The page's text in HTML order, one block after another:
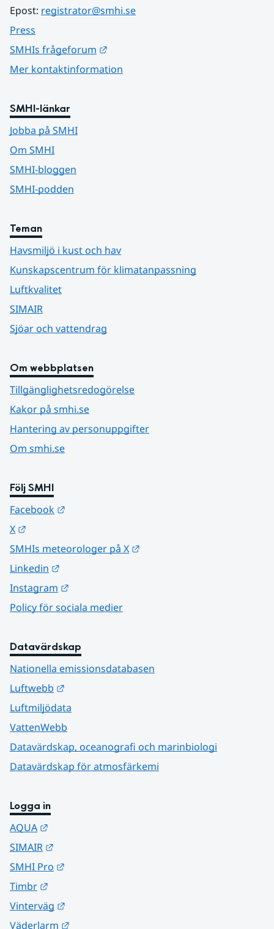
Epost: registrator@smhi.se
Press
SMHIs frågeforum
Mer kontaktinformation
SMHI-länkar
Jobba på SMHI
Om SMHI
SMHI-bloggen
SMHI-podden
Teman
Havsmiljö i kust och hav
Kunskapscentrum för klimatanpassning
Luftkvalitet
SIMAIR
Sjöar och vattendrag
Om webbplatsen
Tillgänglighetsredogörelse
Kakor på smhi.se
Hantering av personuppgifter
Om smhi.se
Följ SMHI
Facebook
X
SMHIs meteorologer på X
Linkedin
Instagram
Policy för sociala medier
Datavärdskap
Nationella emissionsdatabasen
Luftwebb
Luftmiljödata
VattenWebb
Datavärdskap, oceanografi och marinbiologi
Datavärdskap för atmosfärkemi
Logga in
AQUA
SIMAIR
SMHI Pro
Timbr
Vinterväg
Väderlarm